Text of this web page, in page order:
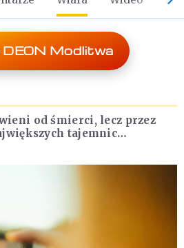
DEON Modlitwa
od śmierci, lecz przez
tajemnic